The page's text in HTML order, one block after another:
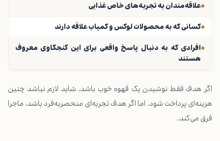
علاقه‌مندان به تجربه‌های خاص غذایی
کسانی که به محصولات لوکس و کمیاب علاقه دارند
افرادی که به دنبال پاسخ واقعی برای این کنجکاوی معروف
هستند
اگر هدف فقط نوشیدن یک قهوه خوب باشد، شاید لازم نباشد چنین
هزینه‌ای پرداخت شود. اما اگر هدف تجربه‌ای منحصربه‌فرد باشد، ماجرا
فرق می‌کند.